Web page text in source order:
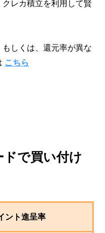
レカ積立を利用して賢
しくは、還元率が異な
こちら
ドで買い付け
ント進呈率